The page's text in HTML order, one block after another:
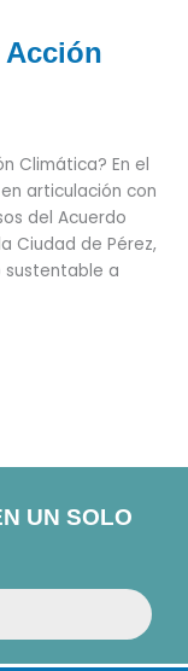
Acción
Climática? En el
articulación con
del Acuerdo
Ciudad de Pérez,
sustentable a
UN SOLO